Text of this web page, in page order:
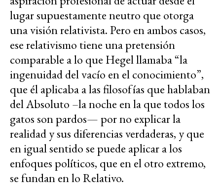
lugar supuestamente neutro que otorga
una visión relativista. Pero en ambos casos,
ese relativismo tiene una pretensión
comparable a lo que Hegel llamaba “la
ingenuidad del vacío en el conocimiento”,
que él aplicaba a las filosofías que hablaban
del Absoluto –la noche en la que todos los
gatos son pardos— por no explicar la
realidad y sus diferencias verdaderas, y que
en igual sentido se puede aplicar a los
enfoques políticos, que en el otro extremo,
se fundan en lo Relativo.